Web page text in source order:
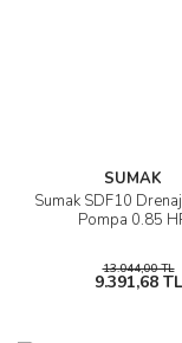
SUMAK
Sumak SDF10
Pompa 0.85
13.044,00 TL
9.391,68 TL